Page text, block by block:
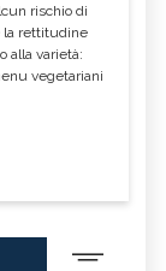
rischio di
la rettitudine
alla varietà:
vegetariani